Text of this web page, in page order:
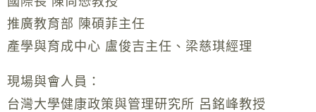
推廣教育部 陳碩菲主任
產學與育成中心 盧俊吉主任、梁慈琪經理
現場與會人員：
台灣大學健康政策與管理研究所 呂銘峰教授